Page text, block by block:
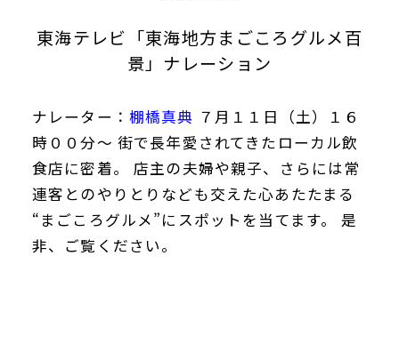
東海テレビ「東海地方まごころグルメ百
景」ナレーション
ナレーター： 棚橋真典 ７月１１日（土）１６
時００分～ 街で長年愛されてきたローカル飲
食店に密着。 店主の夫婦や親子、さらには常
連客とのやりとりなども交えた心あたたまる
“まごころグルメ”にスポットを当てます。 是
非、ご覧ください。